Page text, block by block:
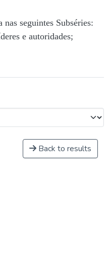
seguintes Subséries:
e autoridades;
Back to results